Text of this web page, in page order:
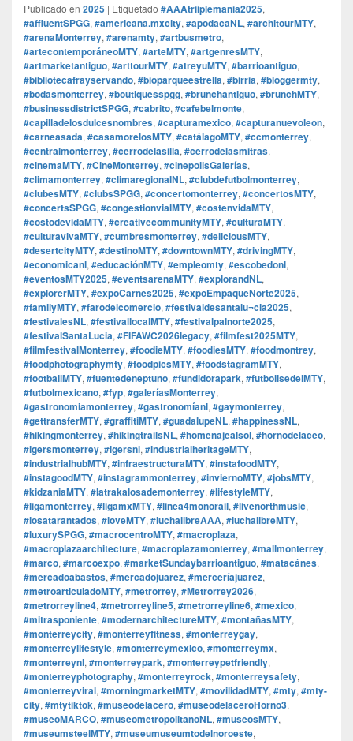
Publicado en 2025 | Etiquetado #AAAtriiplemania2025,
#affluentSPGG, #americana.mxcity, #apodacaNL, #architourMTY,
#arenaMonterrey, #arenamty, #artbusmetro,
#artecontemporáneoMTY, #arteMTY, #artgenresMTY,
#artmarketantiguo, #arttourMTY, #atreyuMTY, #barrioantiguo,
#bibliotecafrayservando, #bioparqueestrella, #birria, #bloggermty,
#bodasmonterrey, #boutiquesspgg, #brunchantiguo, #brunchMTY,
#businessdistrictSPGG, #cabrito, #cafebelmonte,
#capilladelosdulcesnombres, #capturamexico, #capturanuevoleon,
#carneasada, #casamorelosMTY, #catálagoMTY, #ccmonterrey,
#centralmonterrey, #cerrodelasilla, #cerrodelasmitras,
#cinemaMTY, #CineMonterrey, #cinepolisGalerías,
#climamonterrey, #climaregionalNL, #clubdefutbolmonterrey,
#clubesMTY, #clubsSPGG, #concertomonterrey, #concertosMTY,
#concertsSPGG, #congestionvialMTY, #costenvidaMTY,
#costodevidaMTY, #creativecommunityMTY, #culturaMTY,
#culturavivaMTY, #cumbresmonterrey, #deliciousMTY,
#desertcityMTY, #destinoMTY, #downtownMTY, #drivingMTY,
#economicanl, #educaciónMTY, #empleomty, #escobedonl,
#eventosMTY2025, #eventsarenaMTY, #explorandNL,
#explorerMTY, #expoCarnes2025, #expoEmpaqueNorte2025,
#familyMTY, #farodelcomercio, #festivaldesantalu¬cia2025,
#festivalesNL, #festivallocalMTY, #festivalpalnorte2025,
#festivalSantaLucia, #FIFAWC2026legacy, #filmfest2025MTY,
#filmfestivalMonterrey, #foodieMTY, #foodiesMTY, #foodmontrey,
#foodphotographymty, #foodpicsMTY, #foodstagramMTY,
#footballMTY, #fuentedeneptuno, #fundidorapark, #futbolisedelMTY,
#futbolmexicano, #fyp, #galeríasMonterrey,
#gastronomiamonterrey, #gastronomíanl, #gaymonterrey,
#gettransferMTY, #graffitiMTY, #guadalupeNL, #happinessNL,
#hikingmonterrey, #hikingtrailsNL, #homenajealsol, #hornodelaceo,
#igersmonterrey, #igersnl, #industrialheritageMTY,
#industrialhubMTY, #infraestructuraMTY, #instafoodMTY,
#instagoodMTY, #instagrammonterrey, #inviernoMTY, #jobsMTY,
#kidzaniaMTY, #latrakalosademonterrey, #lifestyleMTY,
#ligamonterrey, #ligamxMTY, #linea4monorail, #livenorthmusic,
#losatarantados, #loveMTY, #luchalibreAAA, #luchalibreMTY,
#luxurySPGG, #macrocentroMTY, #macroplaza,
#macroplazaarchitecture, #macroplazamonterrey, #mallmonterrey,
#marco, #marcoexpo, #marketSundaybarrioantiguo, #matacánes,
#mercadoabastos, #mercadojuarez, #merceríajuarez,
#metroarticuladoMTY, #metrorrey, #Metrorrey2026,
#metrorreyline4, #metrorreyline5, #metrorreyline6, #mexico,
#mitrasponiente, #modernarchitectureMTY, #montañasMTY,
#monterreycity, #monterreyfitness, #monterreygay,
#monterreylifestyle, #monterreymexico, #monterreymx,
#monterreynl, #monterreypark, #monterreypetfriendly,
#monterreyphotography, #monterreyrock, #monterreysafety,
#monterreyviral, #morningmarketMTY, #movilidadMTY, #mty, #mty-
city, #mtytiktok, #museodelacero, #museodelaceroHorno3,
#museoMARCO, #museometropolitanoNL, #museosMTY,
#museumsteelMTY, #museumuseumtodelnoroeste,